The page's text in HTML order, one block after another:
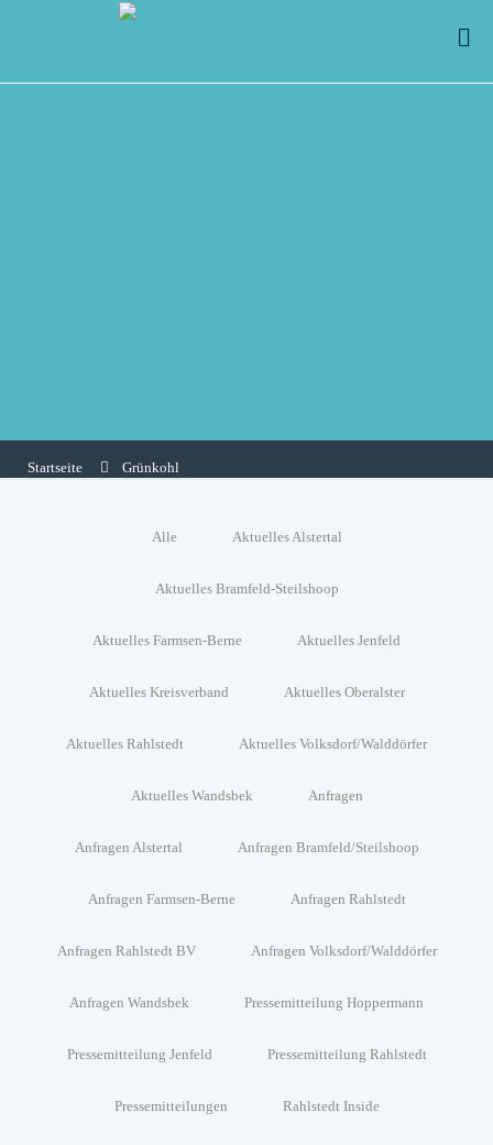
Startseite Grünkohl
Alle Aktuelles Alstertal
Aktuelles Bramfeld-Steilshoop
Aktuelles Farmsen-Berne Aktuelles Jenfeld
Aktuelles Kreisverband Aktuelles Oberalster
Aktuelles Rahlstedt Aktuelles Volksdorf/Walddörfer
Aktuelles Wandsbek Anfragen
Anfragen Alstertal Anfragen Bramfeld/Steilshoop
Anfragen Farmsen-Berne Anfragen Rahlstedt
Anfragen Rahlstedt BV Anfragen Volksdorf/Walddörfer
Anfragen Wandsbek Pressemitteilung Hoppermann
Pressemitteilung Jenfeld Pressemitteilung Rahlstedt
Pressemitteilungen Rahlstedt Inside